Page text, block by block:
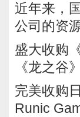
近年来，
公司的资
盛大收购
《龙之谷
完美收购
Runic